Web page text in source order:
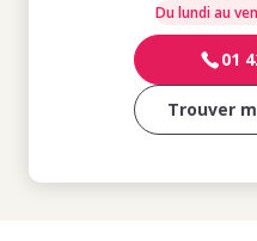
Du lundi au
01
Trouver